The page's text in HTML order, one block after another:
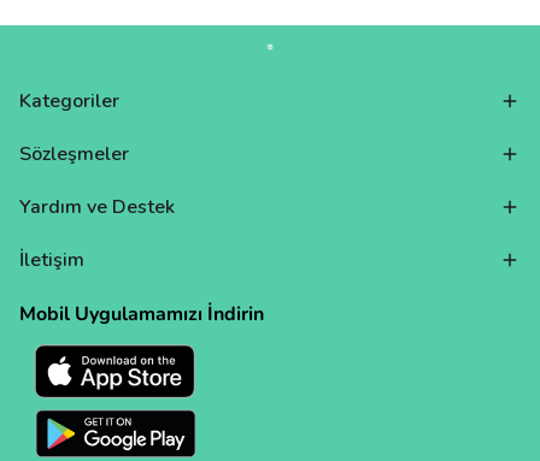
Kategoriler
Sözleşmeler
Yardım ve Destek
İletişim
Mobil Uygulamamızı İndirin